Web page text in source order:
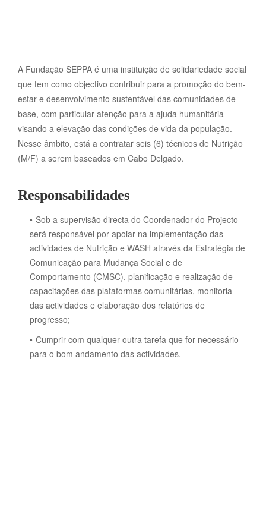
A Fundação SEPPA é uma instituição de solidariedade social
que tem como objectivo contribuir para a promoção do bem-
estar e desenvolvimento sustentável das comunidades de
base, com particular atenção para a ajuda humanitária
visando a elevação das condições de vida da população.
Nesse âmbito, está a contratar seis (6) técnicos de Nutrição
(M/F) a serem baseados em Cabo Delgado.
Responsabilidades
Sob a supervisão directa do Coordenador do Projecto
será responsável por apoiar na implementação das
actividades de Nutrição e WASH através da Estratégia de
Comunicação para Mudança Social e de
Comportamento (CMSC), planificação e realização de
capacitações das plataformas comunitárias, monitoria
das actividades e elaboração dos relatórios de
progresso;
Cumprir com qualquer outra tarefa que for necessário
para o bom andamento das actividades.